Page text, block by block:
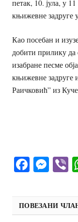
петак, 10. јула, у
књижевне задруге
Као посебан и
добити прилику да
изабране песме
књижевне задруге
Раичковић” из
ПОВЕЗАНИ